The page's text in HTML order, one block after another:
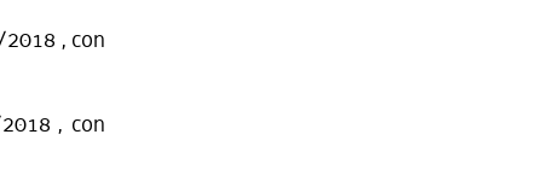
, con
, con